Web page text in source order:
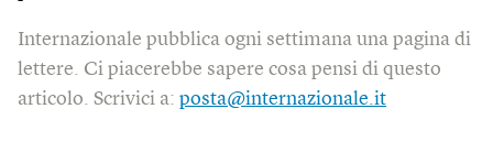
Internazionale pubblica ogni settimana una pagina di
lettere. Ci piacerebbe sapere cosa pensi di questo
articolo. Scrivici a: posta@internazionale.it